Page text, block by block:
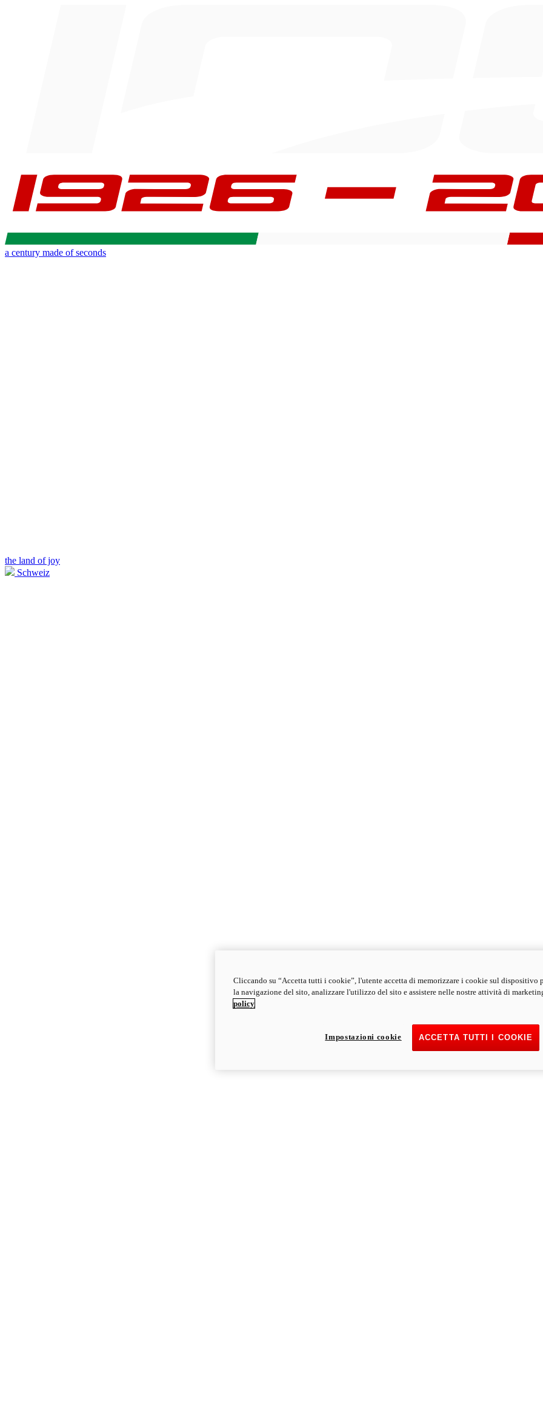
a century made of seconds
the land of joy
Schweiz
Cliccando su “Accetta tutti i cookie”, l'utente accetta di memorizzare i cookie sul dispositivo
la navigazione del sito, analizzare l'utilizzo del sito e assistere nelle nostre attività di
policy
ACCETTA TUTTI I COOKIE
Impostazioni cookie